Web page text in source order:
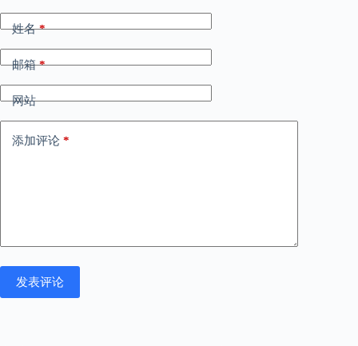
姓名*
邮箱*
网站
添加评论 *
发表评论